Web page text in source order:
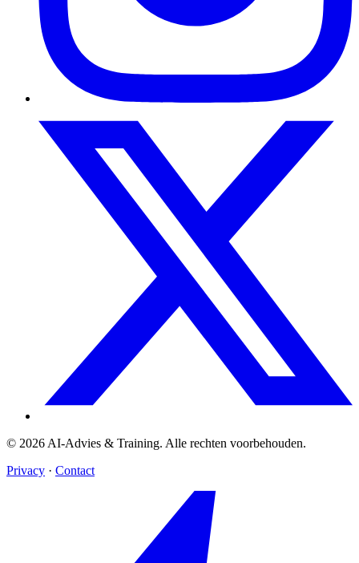
© 2026 AI-Advies & Training. Alle rechten voorbehouden.
Privacy · Contact